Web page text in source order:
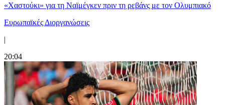
«Χαστούκι» για τη Ναϊμέγκεν πριν τη ρεβάνς με τον Ολυμπιακό
Ευρωπαϊκές Διοργανώσεις
|
20:04